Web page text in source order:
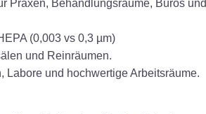
Praxen, Behandlungsräume, Büros und
(0,003 vs 0,3 µm)
und Reinräumen.
Labore und hochwertige Arbeitsräume.